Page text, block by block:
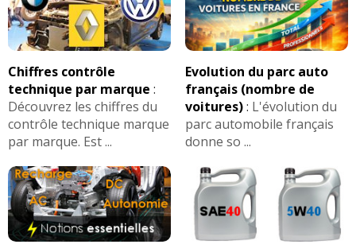
Chiffres contrôle
technique par marque :
Découvrez les chiffres du
contrôle technique marque
par marque. Est ...
Evolution du parc auto
français (nombre de
voitures): L'évolution du
parc automobile français
donne so ...